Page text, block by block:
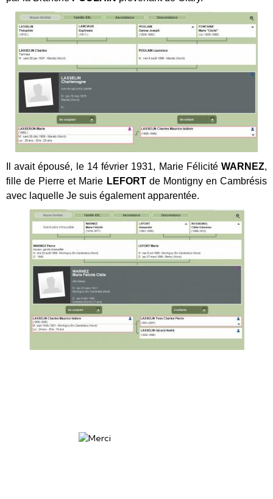
Il avait épousé, le 14 février 1931, Marie Félicité WARNEZ,
fille de Pierre et Marie LEFORTde Montigny en Cambrésis
avec laquelle Je suis également apparentée.